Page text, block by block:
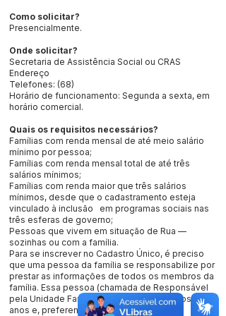
Como solicitar?
Presencialmente.
Onde solicitar?
Secretaria de Assistência Social ou CRAS
Endereço
Telefones: (68)
Horário de funcionamento: Segunda a sexta, em
horário comercial.
Quais os requisitos necessários?
Famílias com renda mensal de até meio salário
mínimo por pessoa;
Famílias com renda mensal total de até três
salários mínimos;
Famílias com renda maior que três salários
mínimos, desde que o cadastramento esteja
vinculado à inclusão em programas sociais nas
três esferas de governo;
Pessoas que vivem em situação de Rua —
sozinhas ou com a família.
Para se inscrever no Cadastro Único, é preciso
que uma pessoa da família se responsabilize por
prestar as informações de todos os membros da
família. Essa pessoa (chamada de Responsável
pela Unidade Familiar) deve ter pelo menos 16
anos e, preferencialmente, ser mulher.